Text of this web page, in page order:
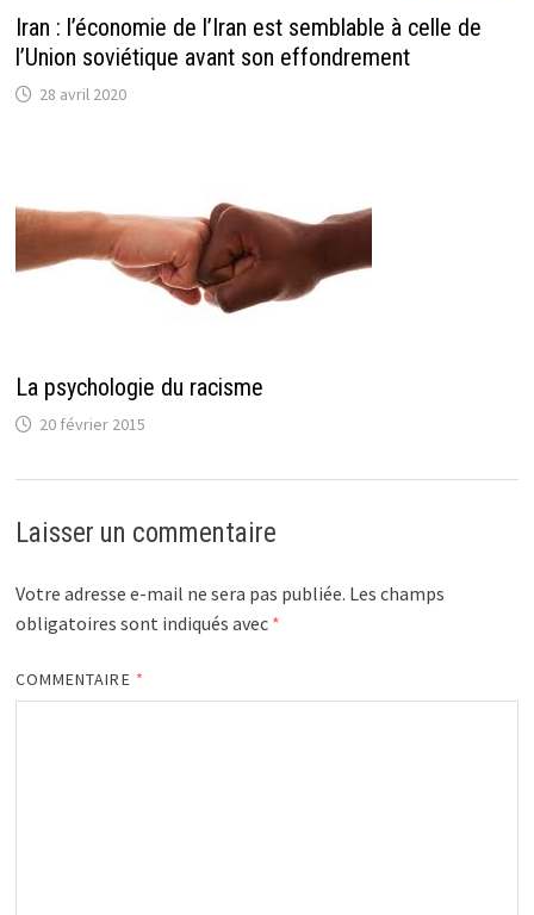
Iran : l’économie de l’Iran est semblable à celle de
l’Union soviétique avant son effondrement
28 avril 2020
La psychologie du racisme
20 février 2015
Laisser un commentaire
Votre adresse e-mail ne sera pas publiée. Les champs
obligatoires sont indiqués avec *
COMMENTAIRE *